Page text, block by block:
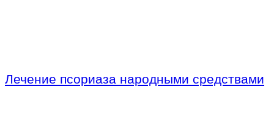
Лечение псориаза народными средствами